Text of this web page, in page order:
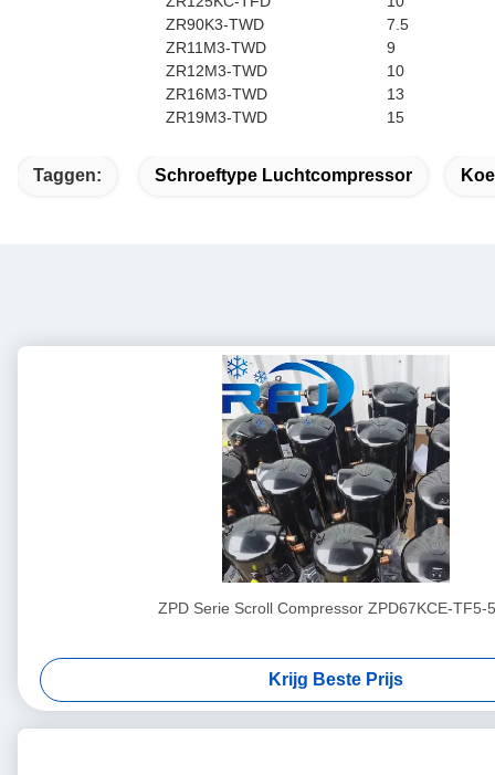
ZR90K3-TWD
7.5
ZR11M3-TWD
9
ZR12M3-TWD
10
ZR16M3-TWD
13
ZR19M3-TWD
15
Taggen: Schroeftype Luchtcompressor
ZPD Serie Scroll Compressor ZPD67KCE-TF5-
Krijg Beste Prijs